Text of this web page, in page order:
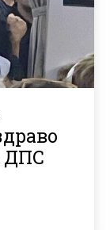
ДПС